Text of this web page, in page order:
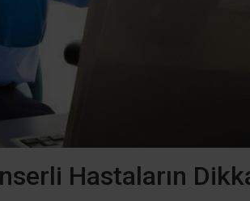
Hastaların